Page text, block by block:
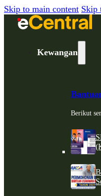
Skip to main content Skip
Kewangan
Berikut